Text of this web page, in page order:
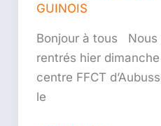
GUINOIS
Bonjour à tous Nous
rentrés hier
centre FFCT
le